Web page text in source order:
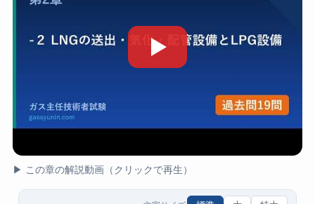
▶ この章の解説動画（クリックで再生）